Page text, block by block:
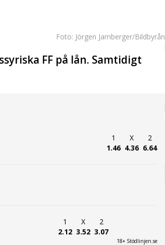
Foto: Jörgen Jarnberger/Bildbyrån
FF på lån. Samtidigt
1
1.46
X
4.36
2
6.64
1
2.12
X
3.52
2
3.07
18+ Stödlinjen.se